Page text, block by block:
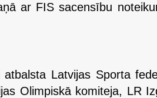
ar FIS sacensību
atbalsta Latvijas Sporta
Olimpiskā komiteja, LR